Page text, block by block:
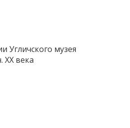
Угличского музея
ХХ века